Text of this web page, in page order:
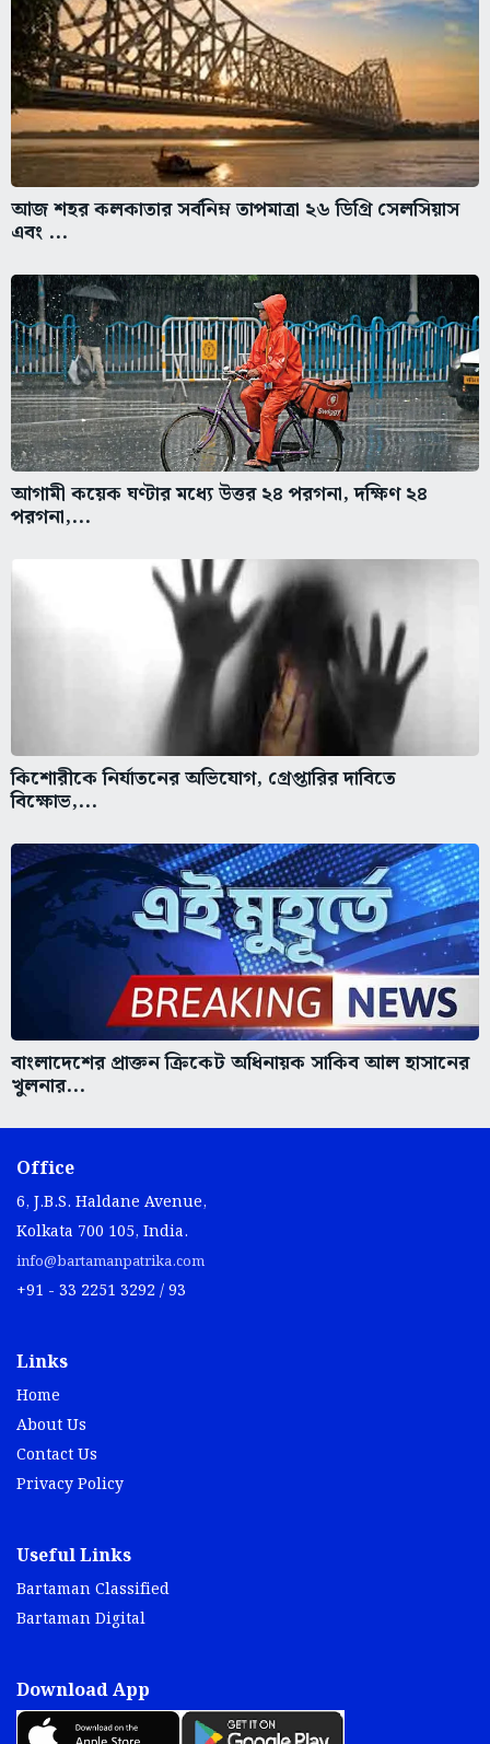
আজ শহর কলকাতার সর্বনিম্ন তাপমাত্রা ২৬ ডিগ্রি সেলসিয়াস
এবং ...
আগামী কয়েক ঘণ্টার মধ্যে উত্তর ২৪ পরগনা, দক্ষিণ ২৪
পরগনা,...
কিশোরীকে নির্যাতনের অভিযোগ, গ্রেপ্তারির দাবিতে
বিক্ষোভ,...
বাংলাদেশের প্রাক্তন ক্রিকেট অধিনায়ক সাকিব আল হাসানের
খুলনার...
Office
6, J.B.S. Haldane Avenue,
Kolkata 700 105, India.
info@bartamanpatrika.com
+91 - 33 2251 3292 / 93
Links
Home
About Us
Contact Us
Privacy Policy
Useful Links
Bartaman Classified
Bartaman Digital
Download App